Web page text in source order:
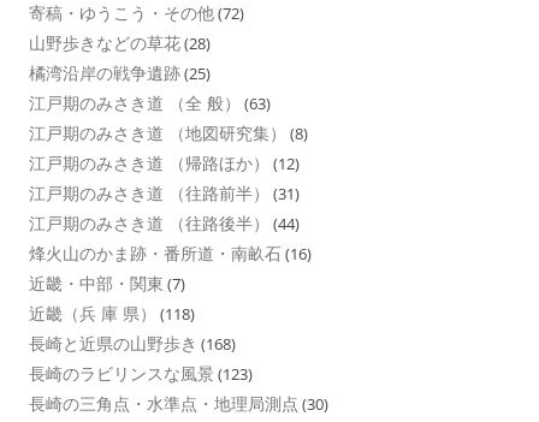
寄稿・ゆうこう・その他(72)
山野歩きなどの草花(28)
橘湾沿岸の戦争遺跡(25)
江戸期のみさき道 （全 般） (63)
江戸期のみさき道 （地図研究集） (8)
江戸期のみさき道 （帰路ほか） (12)
江戸期のみさき道 （往路前半） (31)
江戸期のみさき道 （往路後半） (44)
烽火山のかま跡・番所道・南畝石(16)
近畿・中部・関東 (7)
近畿（兵 庫 県） (118)
長崎と近県の山野歩き (168)
長崎のラビリンスな風景 (123)
長崎の三角点・水準点・地理局測点 (30)